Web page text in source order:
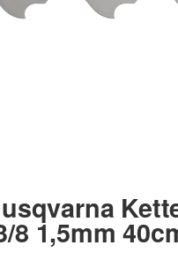
8 1,5mm